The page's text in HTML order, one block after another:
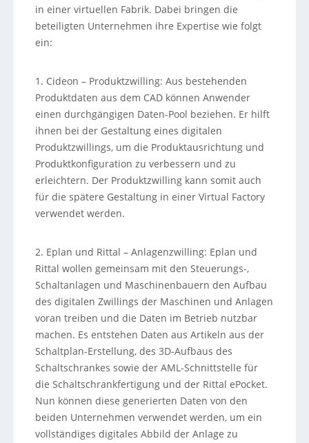
in einer virtuellen Fabrik. Dabei bringen die
beteiligten Unternehmen ihre Expertise wie folgt
ein:
1. Cideon – Produktzwilling: Aus bestehenden
Produktdaten aus dem CAD können Anwender
einen durchgängigen Daten-Pool beziehen. Er hilft
ihnen bei der Gestaltung eines digitalen
Produktzwillings, um die Produktausrichtung und
Produktkonfiguration zu verbessern und zu
erleichtern. Der Produktzwilling kann somit auch
für die spätere Gestaltung in einer Virtual Factory
verwendet werden.
2. Eplan und Rittal – Anlagenzwilling: Eplan und
Rittal wollen gemeinsam mit den Steuerungs-,
Schaltanlagen und Maschinenbauern den Aufbau
des digitalen Zwillings der Maschinen und Anlagen
voran treiben und die Daten im Betrieb nutzbar
machen. Es entstehen Daten aus Artikeln aus der
Schaltplan-Erstellung, des 3D-Aufbaus des
Schaltschrankes sowie der AML-Schnittstelle für
die Schaltschrankfertigung und der Rittal ePocket.
Nun können diese generierten Daten von den
beiden Unternehmen verwendet werden, um ein
vollständiges digitales Abbild der Anlage zu